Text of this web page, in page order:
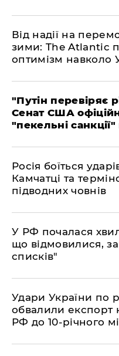
​Від надії на
зими: The Atlantic
оптимізм навколо
​"Путін перевіряє
Сенат США
"пекельні санкції"
​Росія боїться
Камчатці та
підводних човнів
​У РФ почалася
що відмовилися,
списків"
​Удари України по
обвалили експорт
РФ до 10-річного